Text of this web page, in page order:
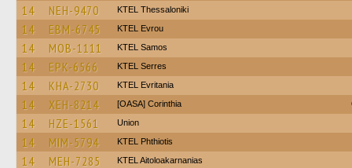
14 NEH-9470 KTEL Thessaloniki
14 EBM-6745 KTEL Evrou
14 MOB-1111 KTEL Samos
14 EPK-6566 KTEL Serres
14 KHA-2730 ΚΤΕL Evritania
14 XEH-8214 [OASA] Corinthia
14 HZE-1561 Union
14 MIM-5794 ΚΤΕL Phthiotis
14 MEH-7285 KTEL Aitoloakarnanias